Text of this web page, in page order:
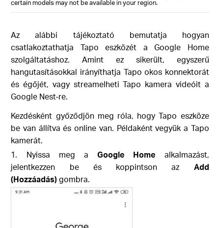
certain models may not be available in your region.
Az alábbi tájékoztató bemutatja hogyan
csatlakoztathatja Tapo eszközét a Google Home
szolgáltatáshoz. Amint ez sikerült, egyszerű
hangutasításokkal irányíthatja Tapo okos konnektorát
és égőjét, vagy streamelheti Tapo kamera videóit a
Google Nest-re.
Kezdésként győződjön meg róla, hogy Tapo eszköze
be van állítva és online van. Példaként vegyük a Tapo
kamerát.
1. Nyissa meg aGoogle Home alkalmazást,
jelentkezzen be és koppintson az Add
(Hozzáadás) gombra.